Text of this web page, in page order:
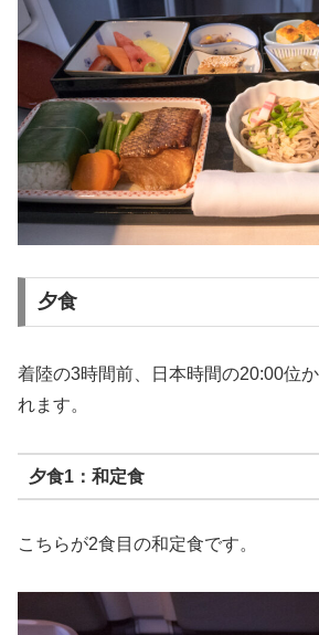
夕食
着陸の3時間前、日本時間の20:00位
れます。
夕食1：和定食
こちらが2食目の和定食です。